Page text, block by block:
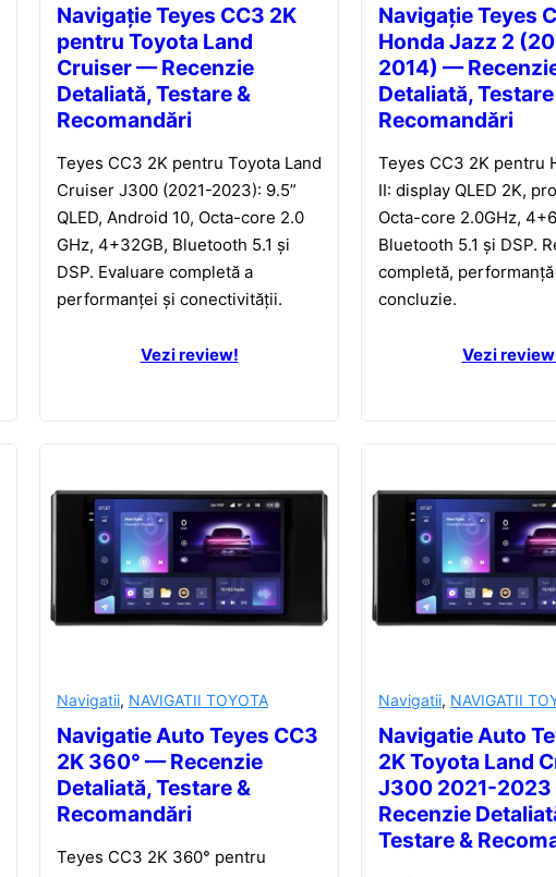
Navigație Teyes CC3 2K
pentru Toyota Land
Cruiser — Recenzie
Detaliată, Testare &
Recomandări
Teyes CC3 2K pentru Toyota Land
Cruiser J300 (2021-2023): 9.5”
QLED, Android 10, Octa-core 2.0
GHz, 4+32GB, Bluetooth 5.1 și
DSP. Evaluare completă a
performanței și conectivității.
Vezi review!
Navigație Teyes
Honda Jazz 2
2014) —
Detaliată,
Recomandări
Teyes CC3 2K pentru
II: display QLED 2K,
Octa-core 2.0GHz,
Bluetooth 5.1 și DSP.
completă,
concluzie.
Vezi
Navigatii, NAVIGATII TOYOTA
Navigatie Auto Teyes CC3
2K 360° — Recenzie
Detaliată, Testare &
Recomandări
Teyes CC3 2K 360° pentru
Navigatii, NAVIGATII
Navigatie Auto
2K Toyota Land
J300 2021-
Recenzie
Testare &